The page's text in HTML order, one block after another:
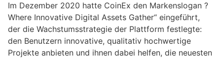
Im Dezember 2020 hatte CoinEx den Markenslogan ?
Where Innovative Digital Assets Gather“ eingeführt,
der die Wachstumsstrategie der Plattform festlegte:
den Benutzern innovative, qualitativ hochwertige
Projekte anbieten und ihnen dabei helfen, die neuesten